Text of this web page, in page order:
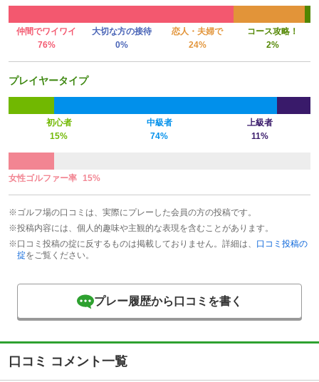
仲間でワイワイ 大切な方の接待 恋人・夫婦で
コース攻略！
76%
0% 24% 2%
プレイヤータイプ
初心者 中級者
上級者
15%
74% 11%
女性ゴルファー率 15%
※ゴルフ場の口コミは、実際にプレーした会員の方の投稿です。
※投稿内容には、個人的趣味や主観的な表現を含むことがあります。
※口コミ投稿の掟に反するものは掲載しておりません。詳細は、 口コミ投稿の
掟をご覧ください。
プレー履歴から口コミを書く
口コミ コメント一覧